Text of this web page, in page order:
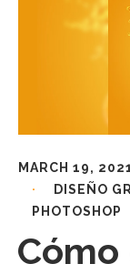
MARCH 19,
DISEÑO
PHOTOSHOP